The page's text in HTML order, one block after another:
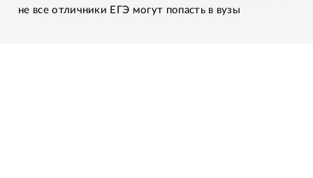
не все отличники ЕГЭ могут попасть в вузы